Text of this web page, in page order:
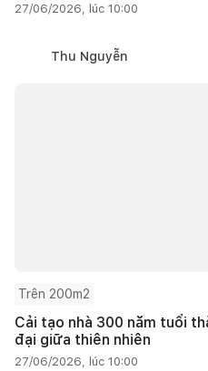
27/06/2026, lúc 10:00
Thu Nguyễn
Trên 200m2
Cải tạo nhà 300 năm tuổi
đại giữa thiên nhiên
27/06/2026, lúc 10:00